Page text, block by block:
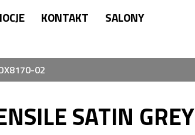
KONTAKT SALONY
02
SATIN GREY